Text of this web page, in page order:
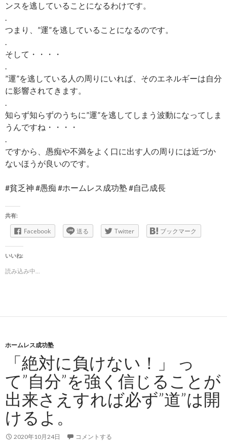
ンスを逃していることになるわけです。
.
つまり、”運”を逃していることになるのです。
.
そして・・・・
.
”運”を逃している人の周りにいれば、そのエネルギーは自分
に影響されてきます。
.
知らず知らずのうちに”運”を逃してしまう波動になってしま
うんですね・・・・
.
ですから、愚痴や不満をよく口に出す人の周りには近づか
ないほうが良いのです。
#貧乏神 #愚痴 #ホームレス成功塾 #自己成長
共有:
Facebook 送る Twitter ブックマーク
いいね:
読み込み中...
ホームレス成功塾
「絶対に負けない！」 っ
て”自分”を強く信じることが
出来さえすれば必ず”道”は開
けるよ。
2020年10月24日 コメントする